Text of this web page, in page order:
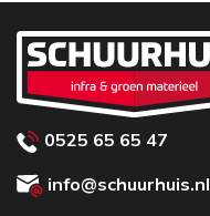
0525 65 65 47
info@schuurhuis.nl